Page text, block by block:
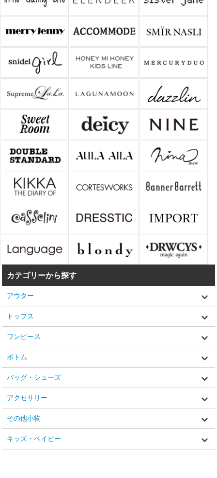
カテゴリーから探す
アウター
トップス
ワンピース
ボトム
バッグ・シューズ
アクセサリー
その他小物
キッズ・ベイビー